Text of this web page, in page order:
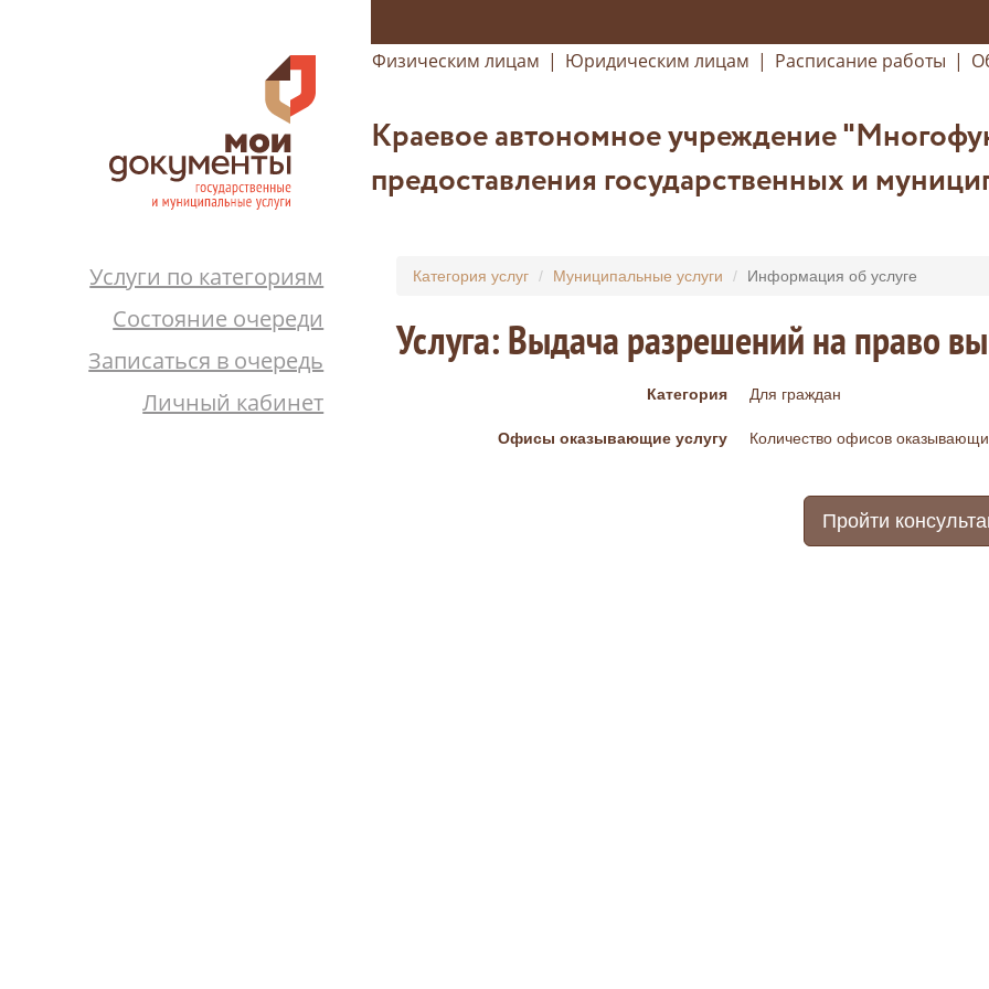
Физическим лицам | Юридическим лицам | Расписание работы |
Краевое автономное учреждение
предоставления государственных и
Услуги по категориям
Состояние очереди
Записаться в очередь
Личный кабинет
Категория услуг Муниципальные услуги Информация об услуге
Услуга: Выдача разрешений на право
Категория Для граждан
Офисы оказывающие услугу Количество офисов
Пройти